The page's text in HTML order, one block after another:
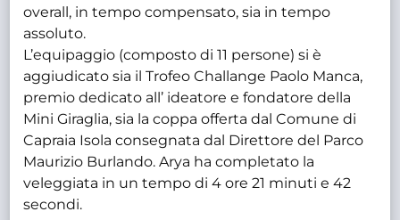
overall, in tempo compensato, sia in tempo
assoluto.
L’equipaggio (composto di 11 persone) si è
aggiudicato sia il Trofeo Challange Paolo Manca,
premio dedicato all’ ideatore e fondatore della
Mini Giraglia, sia la coppa offerta dal Comune di
Capraia Isola consegnata dal Direttore del Parco
Maurizio Burlando. Arya ha completato la
veleggiata in un tempo di 4 ore 21 minuti e 42
secondi.